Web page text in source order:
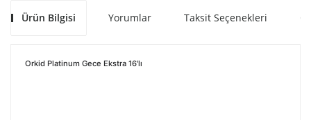
Ürün Bilgisi Yorumlar Taksit Seçenekleri
Orkid Platinum Gece Ekstra 16'lı